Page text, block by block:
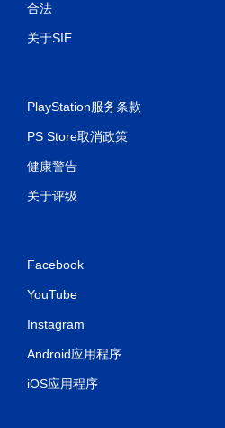
合法
关于SIE
PlayStation服务条款
PS Store取消政策
健康警告
关于评级
Facebook
YouTube
Instagram
Android应用程序
iOS应用程序